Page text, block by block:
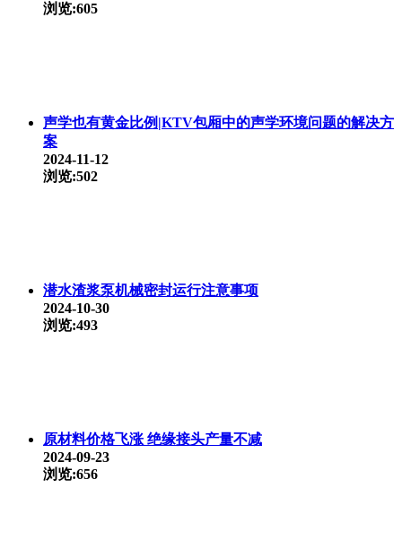
浏览:605
声学也有黄金比例|KTV包厢中的声学环境问题的解决方
案
2024-11-12
浏览:502
潜水渣浆泵机械密封运行注意事项
2024-10-30
浏览:493
原材料价格飞涨 绝缘接头产量不减
2024-09-23
浏览:656